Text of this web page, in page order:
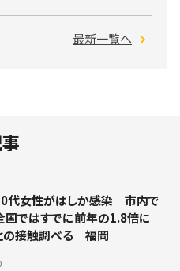
最新一覧へ
代女性がはしか感染 市内で
ではすでに前年の1.8倍に
の接触調べる 福岡